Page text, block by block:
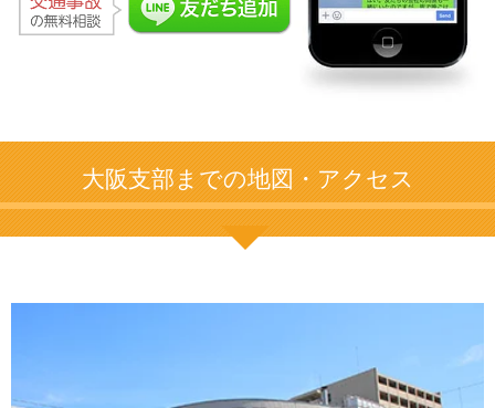
大阪支部までの地図・アクセス